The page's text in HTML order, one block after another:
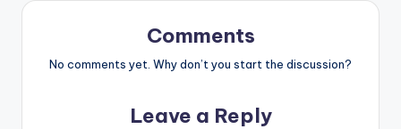
Comments
No comments yet. Why don’t you start the discussion?
Leave a Reply